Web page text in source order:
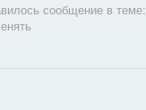
сообщение в теме: